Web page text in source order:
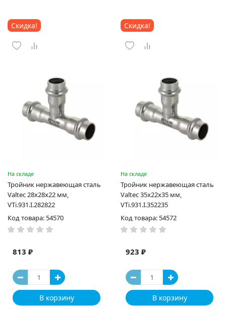
Скидка!
На складе
Тройник нержавеющая сталь
Valtec 28х28х22 мм,
VTi.931.I.282822
Код товара: 54570
813 ₽
В корзину
Скидка!
На складе
Тройник нержавеющая сталь
Valtec 35х22х35 мм,
VTi.931.I.352235
Код товара: 54572
923 ₽
В корзину